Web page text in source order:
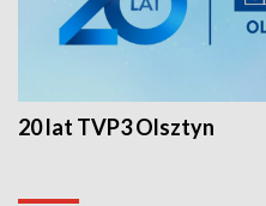
20 lat TVP3 Olsztyn